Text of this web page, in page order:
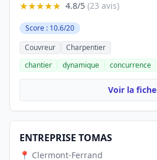
★★★★★ 4.8/5 (23 avis)
Score : 10.6/20
Couvreur
Charpentier
chantier
dynamique concurrence
Voir la fiche
ENTREPRISE TOMAS
📍 Clermont-Ferrand